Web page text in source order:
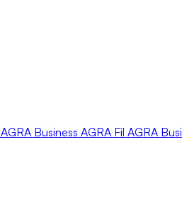
AGRA Business AGRA Fil AGRA